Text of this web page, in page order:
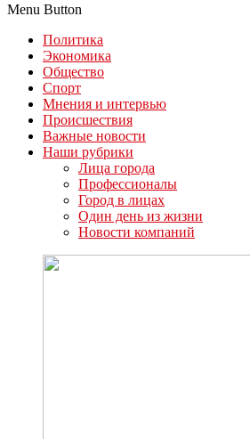
Menu Button
Политика
Экономика
Общество
Спорт
Мнения и интервью
Происшествия
Важные новости
Наши рубрики
Лица города
Профессионалы
Город в лицах
Один день из жизни
Новости компаний